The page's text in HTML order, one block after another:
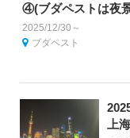
④(ブダペストは夜
2025/12/30～
ブダペスト
上